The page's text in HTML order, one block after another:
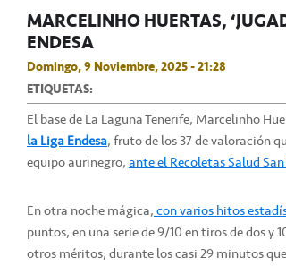
MARCELINHO HUERTAS,
ENDESA
Domingo, 9 Noviembre, 2025 - 21:28
ETIQUETAS:
El base de La Laguna Tenerife, Marcelinho
la Liga Endesa, fruto de los 37 de valoración
equipo aurinegro,ante el Recoletas Salud
En otra noche mágica,con varios hitos
puntos, en una serie de 9/10 en tiros de dos y
otros méritos, durante los casi 29 minutos